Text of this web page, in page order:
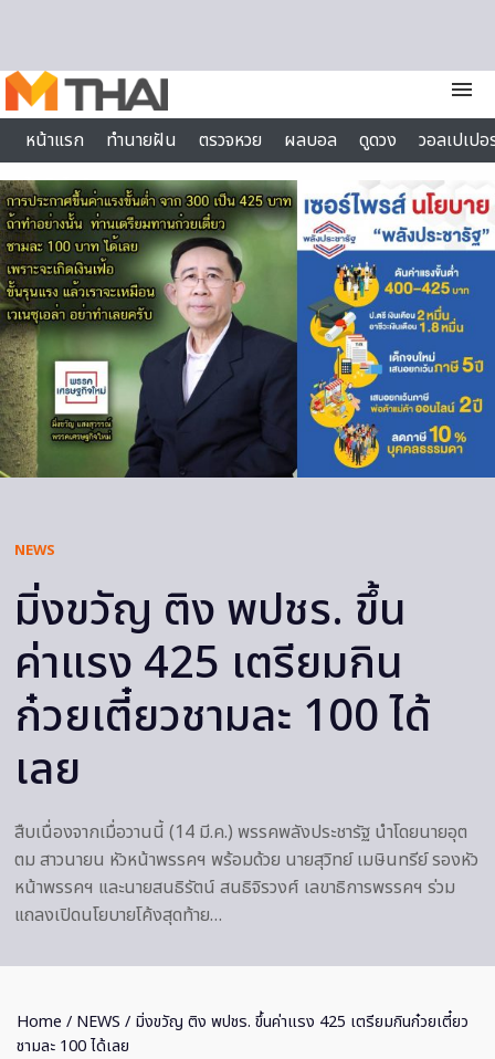
menu
หน้าแรก
ทำนายฝัน ตรวจหวย ผลบอล ดูดวง
วอลเปเป
ไลฟ์สไตล์
NEWS
มิ่งขวัญ ติง พปชร. ขึ้น
ค่าแรง 425 เตรียมกิน
ก๋วยเตี๋ยวชามละ 100 ได้
เลย
สืบเนื่องจากเมื่อวานนี้ (14 มี.ค.) พรรคพลังประชารัฐ นำโดยนายอุต
ตม สาวนายน หัวหน้าพรรคฯ พร้อมด้วย นายสุวิทย์ เมษินทรีย์ รองหัว
หน้าพรรคฯ และนายสนธิรัตน์ สนธิจิรวงศ์ เลขาธิการพรรคฯ ร่วม
แถลงเปิดนโยบายโค้งสุดท้าย…
Home / NEWS / มิ่งขวัญ ติง พปชร. ขึ้นค่าแรง 425 เตรียมกินก๋วยเตี๋ยว
ชามละ 100 ได้เลย